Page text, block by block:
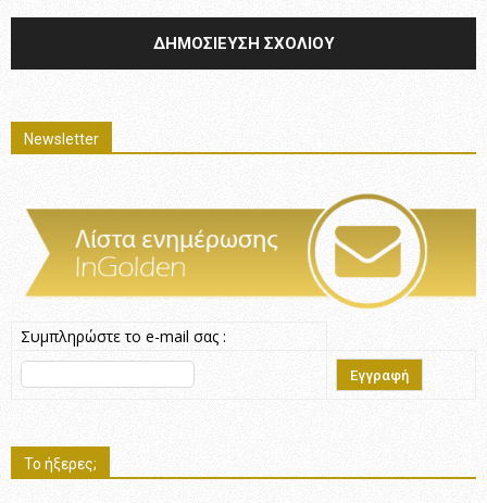
Newsletter
Συμπληρώστε το e-mail σας :
Το ήξερες;